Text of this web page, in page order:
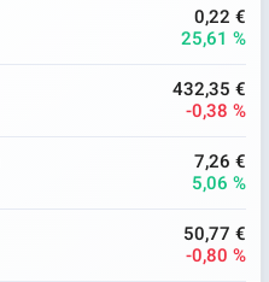
0,22 €
25,61 %
432,35 €
-0,38 %
7,26 €
5,06 %
50,77 €
-0,80 %